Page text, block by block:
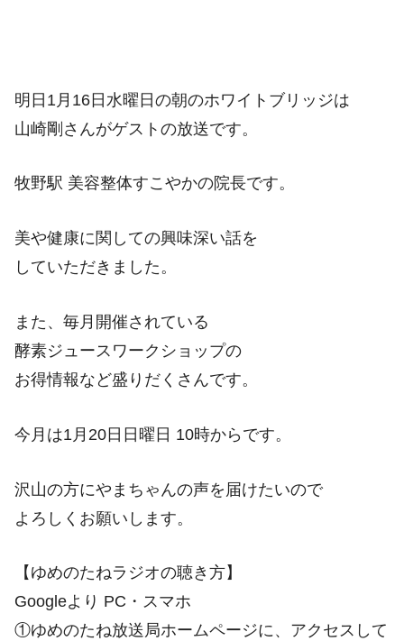
明日1月16日水曜日の朝のホワイトブリッジは
山崎剛さんがゲストの放送です。
牧野駅 美容整体すこやかの院長です。
美や健康に関しての興味深い話を
していただきました。
また、毎月開催されている
酵素ジュースワークショップの
お得情報など盛りだくさんです。
今月は1月20日日曜日 10時からです。
沢山の方にやまちゃんの声を届けたいので
よろしくお願いします。
【ゆめのたねラジオの聴き方】
Googleより PC・スマホ
①ゆめのたね放送局ホームページに、アクセスして